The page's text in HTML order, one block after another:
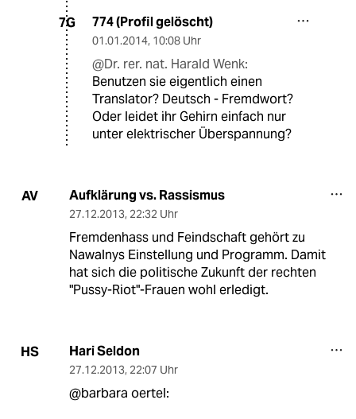
7G 774 (Profil gelöscht)
01.01.2014, 10:08 Uhr
@Dr. rer. nat. Harald Wenk:
Benutzen sie eigentlich einen
Translator? Deutsch - Fremdwort?
Oder leidet ihr Gehirn einfach nur
unter elektrischer Überspannung?
AV Aufklärung vs. Rassismus
27.12.2013, 22:32 Uhr
Fremdenhass und Feindschaft gehört zu
Nawalnys Einstellung und Programm. Damit
hat sich die politische Zukunft der rechten
"Pussy-Riot"-Frauen wohl erledigt.
HS Hari Seldon
27.12.2013, 22:07 Uhr
@barbara oertel: